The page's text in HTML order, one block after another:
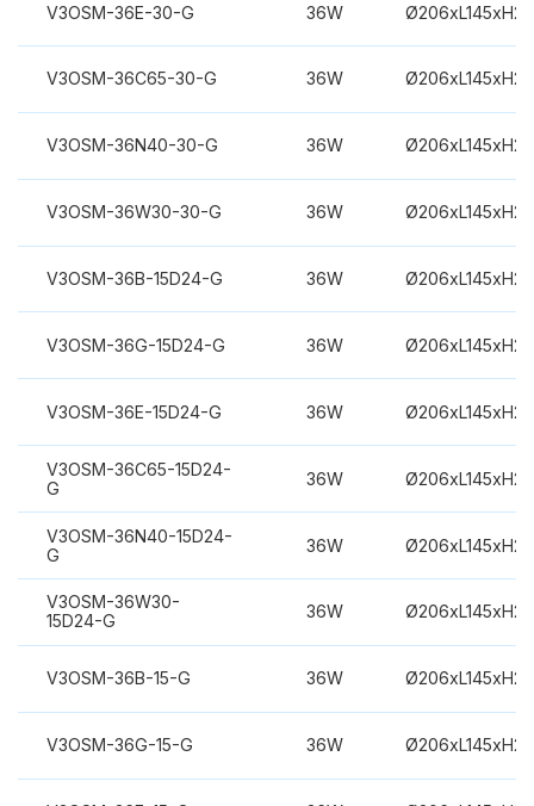
V3OSM-36E-30-G 36W
V3OSM-36C65-30-G 36W
V3OSM-36N40-30-G 36W
V3OSM-36W30-30-G 36W
V3OSM-36B-15D24-G 36W
V3OSM-36G-15D24-G 36W
V3OSM-36E-15D24-G 36W
V3OSM-36C65-15D24-
G
36W
V3OSM-36N40-15D24-
G
36W
V3OSM-36W30-
15D24-G
36W
V3OSM-36B-15-G 36W
V3OSM-36G-15-G 36W